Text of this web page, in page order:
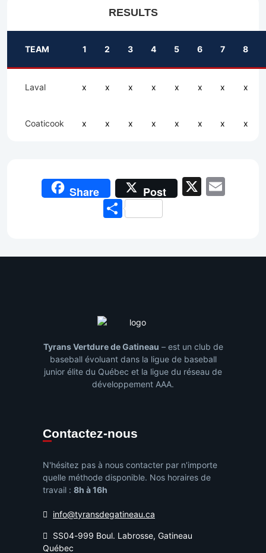
RESULTS
TEAM 1 2 3 4 5 6 7 8
Laval x x x x x x x x
Coaticook x x x x x x x x
Share Post X
Share
Tyrans Vertdure de Gatineau – est un club de
baseball évoluant dans la ligue de baseball
junior élite du Québec et la ligue du réseau de
développement AAA.
Contactez-nous
N'hésitez pas à nous contacter par n'importe
quelle méthode disponible. Nos horaires de
travail : 8h à 16h
info@tyransdegatineau.ca
SS04-999 Boul. Labrosse, Gatineau
Québec